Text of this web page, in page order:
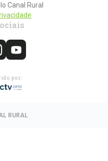
Canal Rural
por:
RURAL